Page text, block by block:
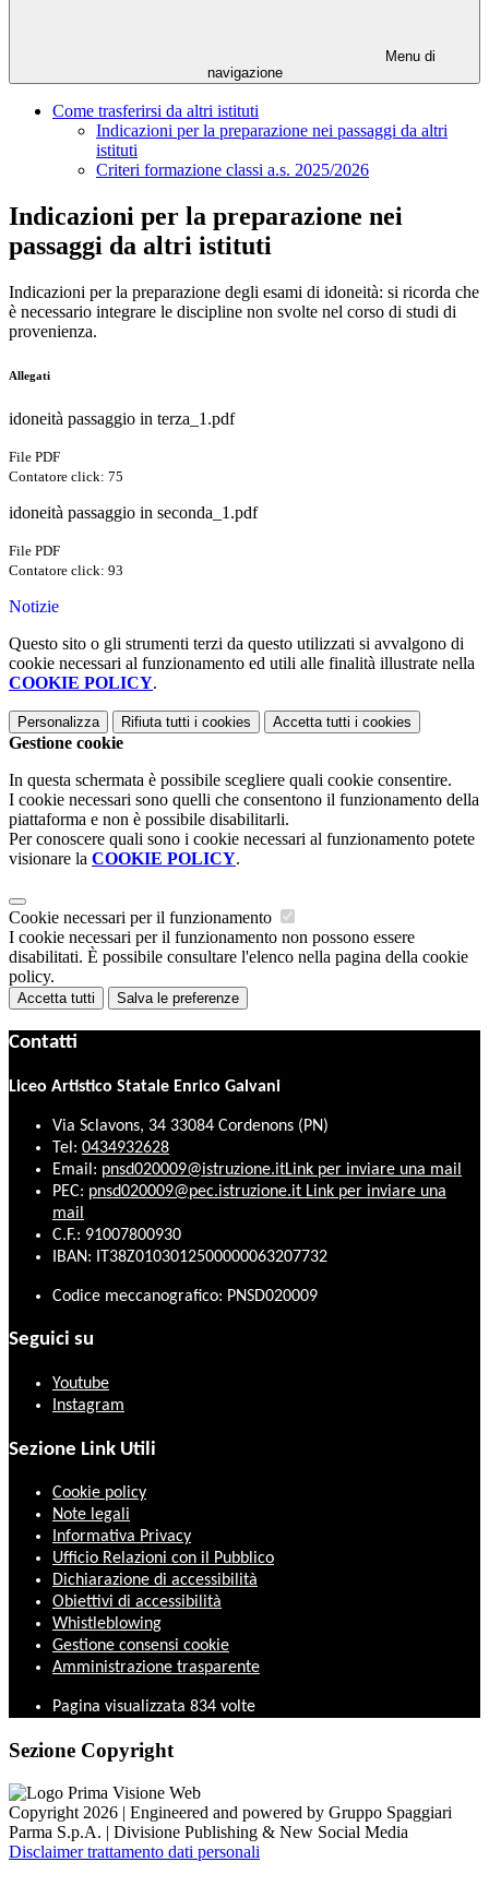
Menu di
navigazione
Come trasferirsi da altri istituti
Indicazioni per la preparazione nei passaggi da altri
istituti
Criteri formazione classi a.s. 2025/2026
Indicazioni per la preparazione nei
passaggi da altri istituti
Indicazioni per la preparazione degli esami di idoneità: si ricorda che
è necessario integrare le discipline non svolte nel corso di studi di
provenienza.
Allegati
idoneità passaggio in terza_1.pdf
File PDF
Contatore click: 75
idoneità passaggio in seconda_1.pdf
File PDF
Contatore click: 93
Notizie
Questo sito o gli strumenti terzi da questo utilizzati si avvalgono di
cookie necessari al funzionamento ed utili alle finalità illustrate nella
COOKIE POLICY.
Personalizza Rifiuta tutti i cookies Accetta tutti i cookies
Gestione cookie
In questa schermata è possibile scegliere quali cookie consentire.
I cookie necessari sono quelli che consentono il funzionamento della
piattaforma e non è possibile disabilitarli.
Per conoscere quali sono i cookie necessari al funzionamento potete
visionare la COOKIE POLICY.
Cookie necessari per il funzionamento
I cookie necessari per il funzionamento non possono essere
disabilitati. È possibile consultare l'elenco nella pagina della cookie
policy.
Accetta tutti Salva le preferenze
Contatti
Liceo Artistico Statale Enrico Galvani
Via Sclavons, 34 33084 Cordenons (PN)
Tel: 0434932628
Email: pnsd020009@istruzione.itLink per inviare una mail
PEC: pnsd020009@pec.istruzione.it Link per inviare una
mail
C.F.: 91007800930
IBAN: IT38Z0103012500000063207732
Codice meccanografico: PNSD020009
Seguici su
Youtube
Instagram
Sezione Link Utili
Cookie policy
Note legali
Informativa Privacy
Ufficio Relazioni con il Pubblico
Dichiarazione di accessibilità
Obiettivi di accessibilità
Whistleblowing
Gestione consensi cookie
Amministrazione trasparente
Pagina visualizzata 834 volte
Sezione Copyright
Copyright 2026 | Engineered and powered by Gruppo Spaggiari
Parma S.p.A. | Divisione Publishing & New Social Media
Disclaimer trattamento dati personali